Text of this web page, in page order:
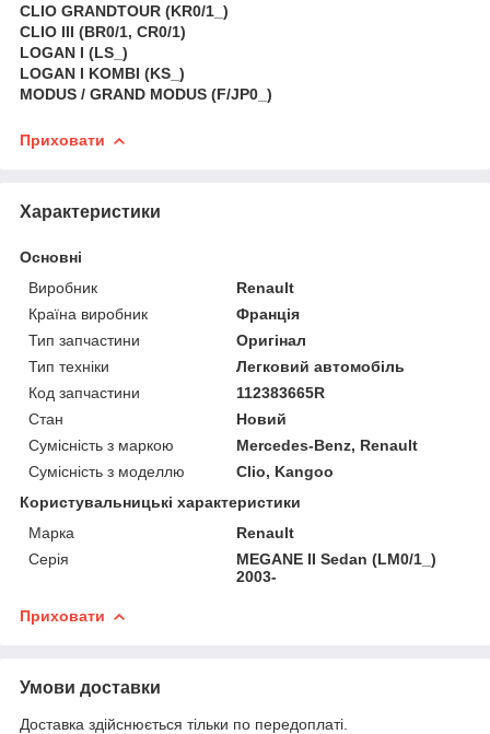
CLIO GRANDTOUR (KR0/1_)
CLIO III (BR0/1, CR0/1)
LOGAN I (LS_)
LOGAN I KOMBI (KS_)
MODUS / GRAND MODUS (F/JP0_)
Приховати
Характеристики
Основні
Виробник
Renault
Країна виробник
Франція
Тип запчастини
Оригінал
Тип техніки
Легковий автомобіль
Код запчастини
112383665R
Стан
Новий
Сумісність з маркою
Mercedes-Benz, Renault
Сумісність з моделлю
Clio, Kangoo
Користувальницькі характеристики
Марка
Renault
Серія
MEGANE II Sedan (LM0/1_)
2003-
Приховати
Умови доставки
Доставка здійснюється тільки по передоплаті.